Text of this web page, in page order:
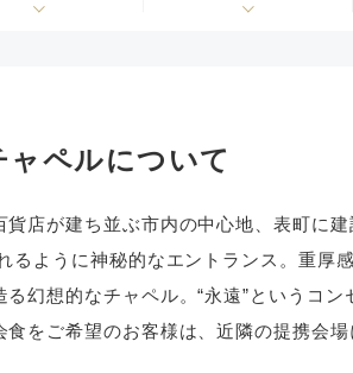
ャペルについて
店が建ち並ぶ市内の中心地、表町に
るように神秘的なエントランス。重厚
幻想的なチャペル。“永遠”というコ
をご希望のお客様は、近隣の提携会